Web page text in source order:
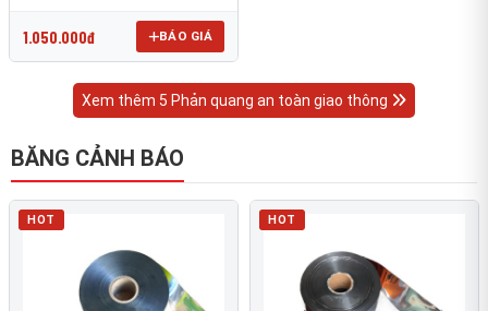
1.050.000đ BÁO GIÁ
Xem thêm 5 Phản quang an toàn giao thông
BĂNG CẢNH BÁO
HOT HOT